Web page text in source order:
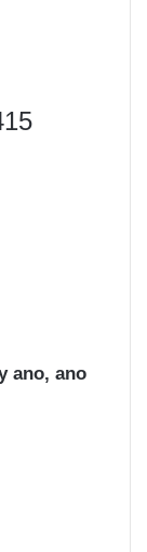
ano, ano